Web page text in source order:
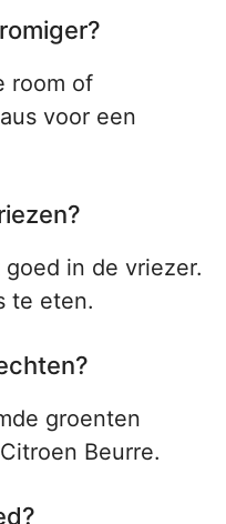
room of
voor een
in de vriezer.
te eten.
groenten
Beurre.